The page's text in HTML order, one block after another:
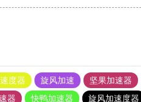
度器 旋风加速
坚果加速器
器 快鸭加速器 旋风加速度器